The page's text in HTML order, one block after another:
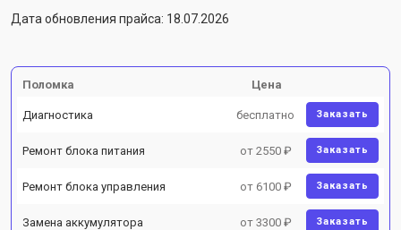
Дата обновления прайса: 18.07.2026
Поломка Цена
Диагностика бесплатно Заказать
Ремонт блока питания от 2550 ₽ Заказать
Ремонт блока управления от 6100 ₽ Заказать
Замена аккумулятора от 3300 ₽ Заказать